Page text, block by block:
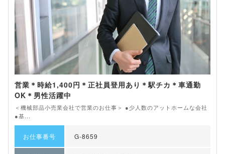
営業＊時給1,400円＊正社員登用あり＊駅チカ＊車通勤
OK＊男性活躍中
＜機械部品小売業会社で営業のお仕事＞ ●少人数のアットホームな会社
●基...
お仕事番号 G-8659